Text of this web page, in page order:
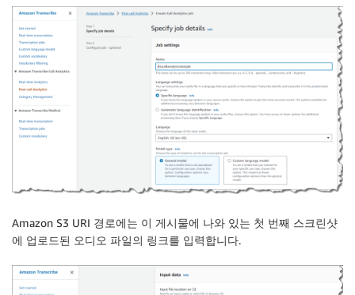
Amazon S3 URI 경로에는 이 게시물에 나와 있는 첫 번째 스크린샷
에 업로드된 오디오 파일의 링크를 입력합니다.